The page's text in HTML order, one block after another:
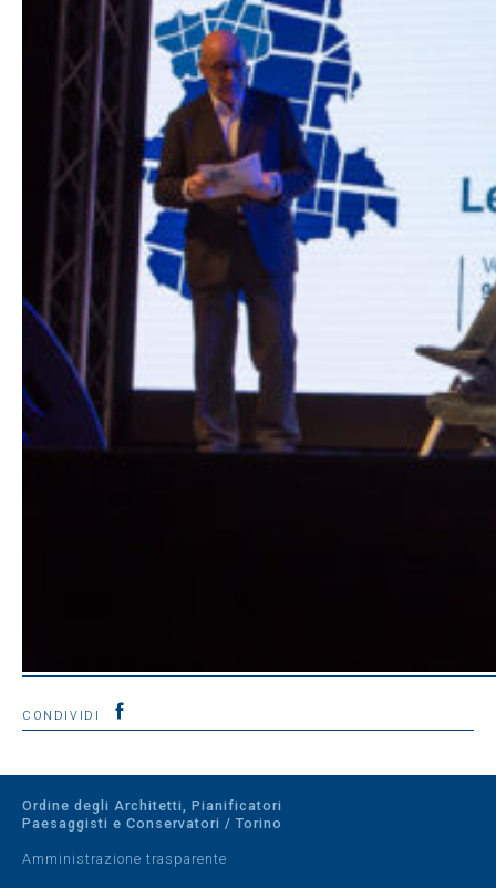
CONDIVIDI
Ordine degli Architetti, Pianificatori
Paesaggisti e Conservatori / Torino
Amministrazione trasparente